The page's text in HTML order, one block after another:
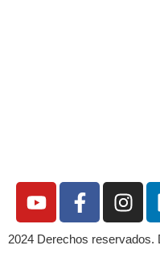
2024 Derechos reservados.